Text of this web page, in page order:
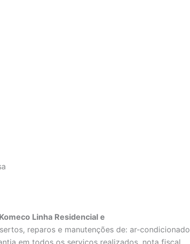
Linha Residencial e
reparos e manutenções de: ar-condicionado
em todos os serviços realizados, nota fiscal,